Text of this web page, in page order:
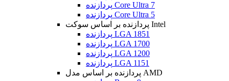
پردازنده Core Ultra 7
پردازنده Core Ultra 5
پردازنده بر اساس سوکت Intel
پردازنده LGA 1851
پردازنده LGA 1700
پردازنده LGA 1200
پردازنده LGA 1151
پردازنده بر اساس مدل AMD